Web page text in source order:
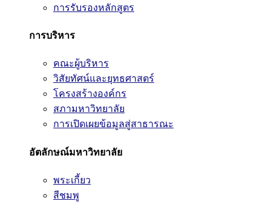
การรับรองหลักสูตร
การบริหาร
คณะผู้บริหาร
วิสัยทัศน์และยุทธศาสตร์
โครงสร้างองค์กร
สภามหาวิทยาลัย
การเปิดเผยข้อมูลสู่สาธารณะ
อัตลักษณ์มหาวิทยาลัย
พระเกี้ยว
สีชมพู